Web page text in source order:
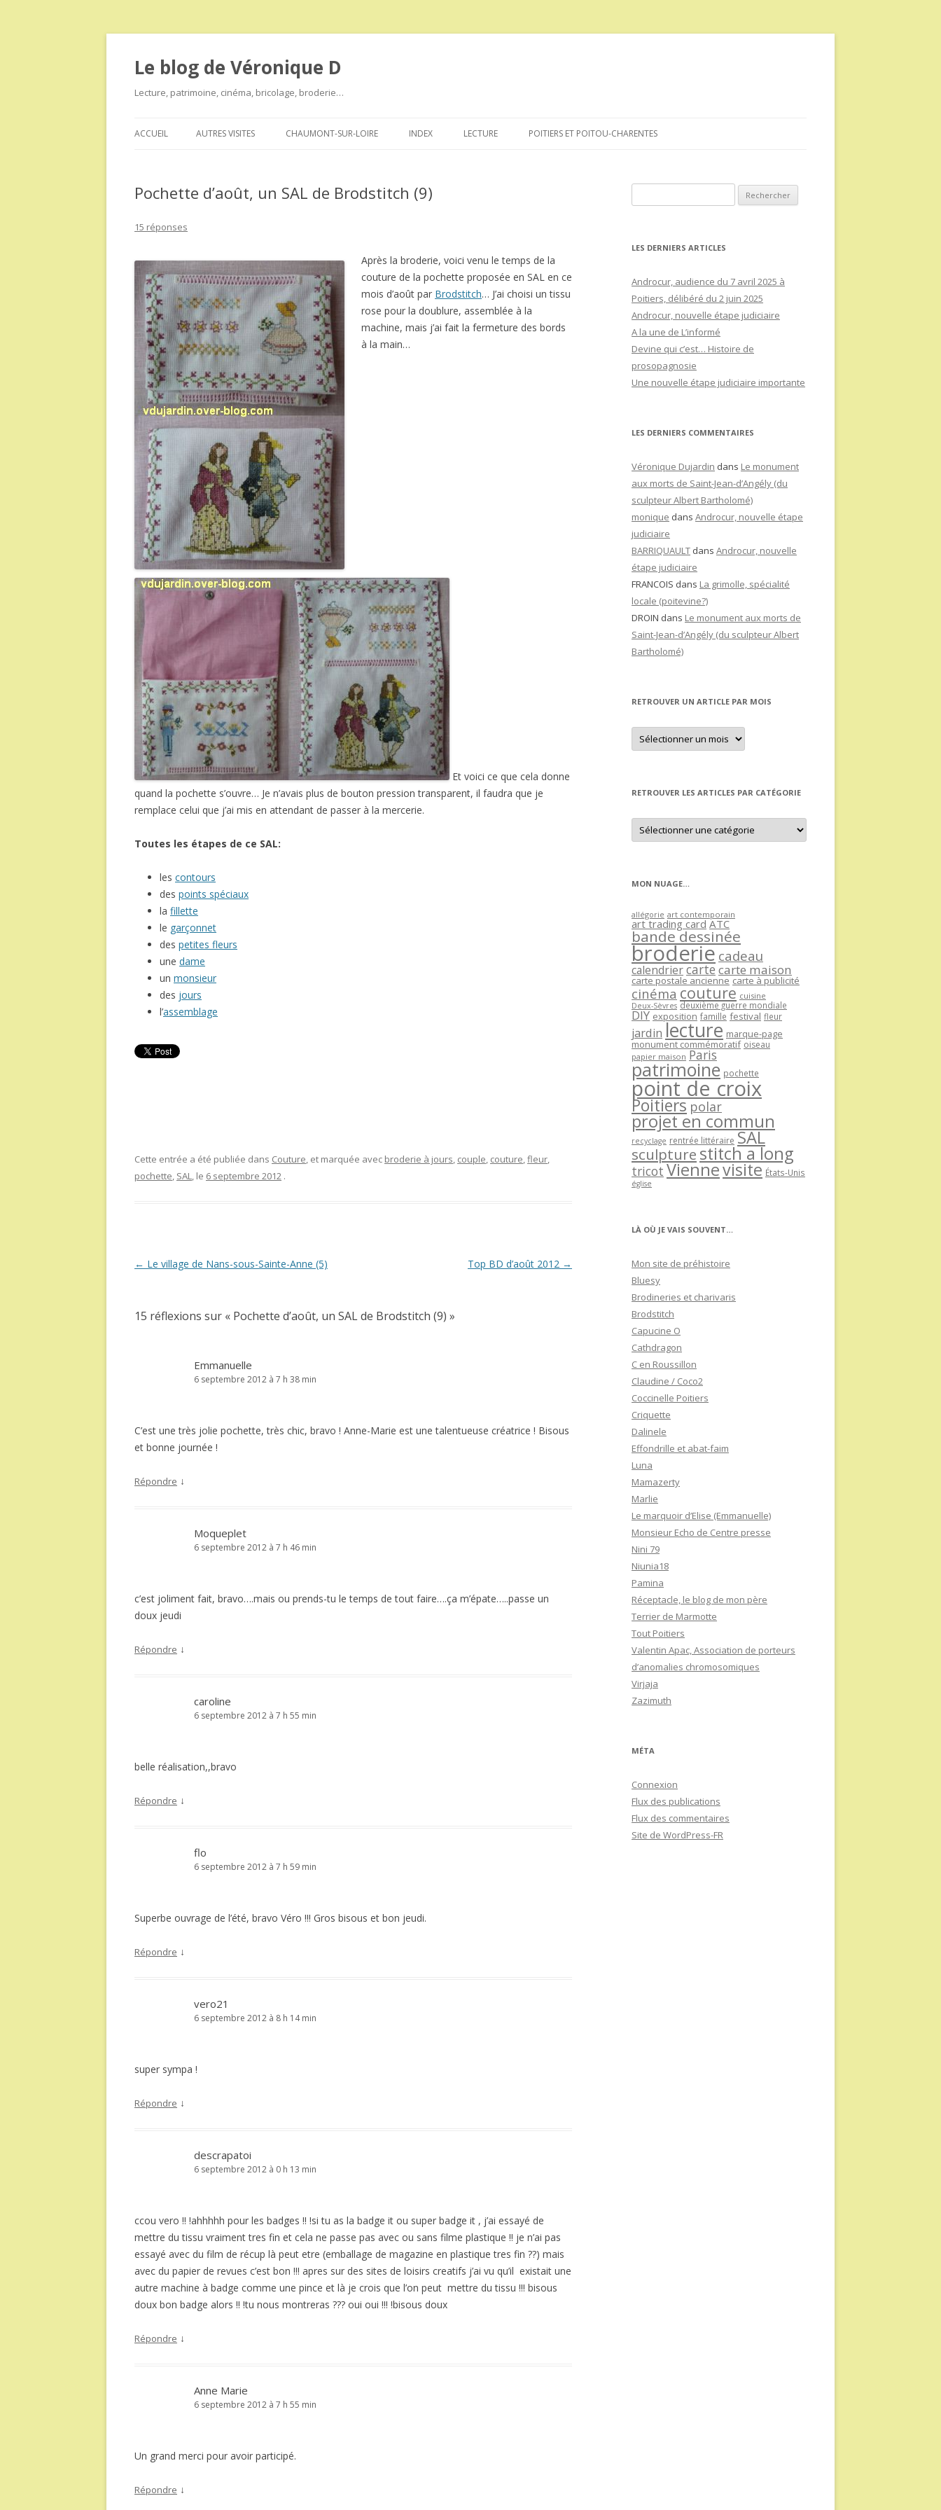
Le blog de Véronique D
Lecture, patrimoine, cinéma, bricolage, broderie…
au
ACCUEIL AUTRES VISITES CHAUMONT-SUR-LOIRE INDEX LECTURE POITIERS ET POITOU-CHARENTES
Pochette d’août, un SAL de Brodstitch (9)
15 réponses
Après la broderie, voici venu le temps de la
couture de la pochette proposée en SAL en ce
mois d’août par Brodstitch… J’ai choisi un tissu
rose pour la doublure, assemblée à la
machine, mais j’ai fait la fermeture des bords
à la main…
Et voici ce que cela donne
quand la pochette s’ouvre… Je n’avais plus de bouton pression transparent, il faudra que je
remplace celui que j’ai mis en attendant de passer à la mercerie.
Toutes les étapes de ce SAL:
les contours
des points spéciaux
la fillette
le garçonnet
des petites fleurs
une dame
un monsieur
des jours
l’assemblage
Cette entrée a été publiée dans Couture, et marquée avec broderie à jours, couple, couture,fleur,
pochette, SAL, le 6 septembre 2012 .
Navigation
← Le village de Nans-sous-Sainte-Anne (5) Top BD d’août 2012 →
15 réflexions sur « Pochette d’août, un SAL de Brodstitch (9) »
Emmanuelle
6 septembre 2012 à 7 h 38 min
C’est une très jolie pochette, très chic, bravo ! Anne-Marie est une talentueuse créatrice ! Bisous
et bonne journée !
Répondre ↓
Moqueplet
6 septembre 2012 à 7 h 46 min
c’est joliment fait, bravo….mais ou prends-tu le temps de tout faire….ça m’épate…..passe un
doux jeudi
Répondre ↓
caroline
6 septembre 2012 à 7 h 55 min
belle réalisation,,bravo
Répondre ↓
flo
6 septembre 2012 à 7 h 59 min
Superbe ouvrage de l’été, bravo Véro !!! Gros bisous et bon jeudi.
Répondre ↓
vero21
6 septembre 2012 à 8 h 14 min
super sympa !
Répondre ↓
descrapatoi
6 septembre 2012 à 0 h 13 min
ccou vero !! !ahhhhh pour les badges !! !si tu as la badge it ou super badge it , j’ai essayé de
mettre du tissu vraiment tres fin et cela ne passe pas avec ou sans filme plastique !! je n’ai pas
essayé avec du film de récup là peut etre (emballage de magazine en plastique tres fin ??) mais
avec du papier de revues c’est bon !!! apres sur des sites de loisirs creatifs j’ai vu qu’il existait une
autre machine à badge comme une pince et là je crois que l’on peut mettre du tissu !!! bisous
doux bon badge alors !! !tu nous montreras ??? oui oui !!! !bisous doux
Répondre ↓
Anne Marie
6 septembre 2012 à 7 h 55 min
Un grand merci pour avoir participé.
Répondre ↓
LES DERNIERS ARTICLES
Androcur, audience du 7 avril 2025 à
Poitiers, délibéré du 2 juin 2025
Androcur, nouvelle étape judiciaire
A la une de L’informé
Devine qui c’est… Histoire de
prosopagnosie
Une nouvelle étape judiciaire importante
LES DERNIERS COMMENTAIRES
Véronique Dujardin dans Le monument
aux morts de Saint-Jean-d’Angély (du
sculpteur Albert Bartholomé)
monique dans Androcur, nouvelle étape
judiciaire
BARRIQUAULT dans Androcur, nouvelle
étape judiciaire
FRANCOIS dans La grimolle, spécialité
locale (poitevine?)
DROIN dans Le monument aux morts de
Saint-Jean-d’Angély (du sculpteur Albert
Bartholomé)
RETROUVER UN ARTICLE PAR MOIS
Retrouver
un
article
RETROUVER LES ARTICLES PAR CATÉGORIE
Retrouver
les
articles
MON NUAGE…
allégorie art contemporain
art trading card ATC
bande dessinée
broderie cadeau
calendriercartecarte maison
carte postale ancienne carte à publicité
cinéma couture cuisine
Deux-Sèvres deuxième guerre mondiale
DIY exposition famille festival fleur
jardin lecture marque-page
monument commémoratif oiseau
papier maison Paris
patrimoine pochette
point de croix
Poitiers polar
projet en commun
recyclage rentrée littéraire SAL
sculpture stitch a long
tricot Viennevisite États-Unis
église
LÀ OÙ JE VAIS SOUVENT…
Mon site de préhistoire
Bluesy
Brodineries et charivaris
Brodstitch
Capucine O
Cathdragon
C en Roussillon
Claudine / Coco2
Coccinelle Poitiers
Criquette
Dalinele
Effondrille et abat-faim
Luna
Mamazerty
Marlie
Le marquoir d’Elise (Emmanuelle)
Monsieur Echo de Centre presse
Nini 79
Niunia18
Pamina
Réceptacle, le blog de mon père
Terrier de Marmotte
Tout Poitiers
Valentin Apac, Association de porteurs
d’anomalies chromosomiques
Virjaja
Zazimuth
MÉTA
Connexion
Flux des publications
Flux des commentaires
Site de WordPress-FR